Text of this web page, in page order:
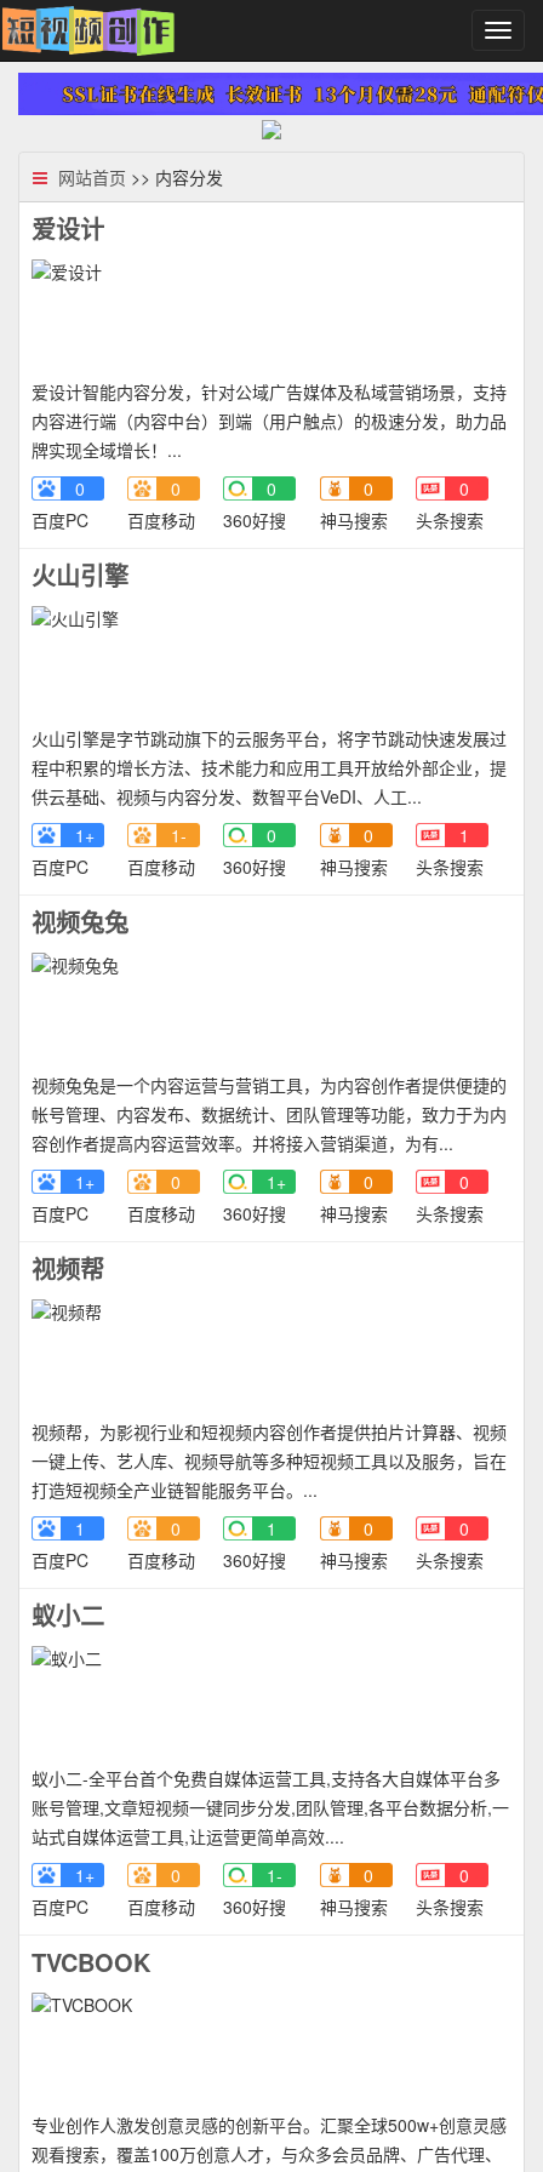
切
换
导
航
网站首页 >> 内容分发
爱设计
爱设计智能内容分发，针对公域广告媒体及私域营销场景，支持
内容进行端（内容中台）到端（用户触点）的极速分发，助力品
牌实现全域增长！...
0
百度PC
0
百度移动
0
360好搜
0
神马搜索
0
头条搜索
火山引擎
火山引擎是字节跳动旗下的云服务平台，将字节跳动快速发展过
程中积累的增长方法、技术能力和应用工具开放给外部企业，提
供云基础、视频与内容分发、数智平台VeDI、人工...
1+
百度PC
1-
百度移动
0
360好搜
0
神马搜索
1
头条搜索
视频兔兔
视频兔兔是一个内容运营与营销工具，为内容创作者提供便捷的
帐号管理、内容发布、数据统计、团队管理等功能，致力于为内
容创作者提高内容运营效率。并将接入营销渠道，为有...
1+
百度PC
0
百度移动
1+
360好搜
0
神马搜索
0
头条搜索
视频帮
视频帮，为影视行业和短视频内容创作者提供拍片计算器、视频
一键上传、艺人库、视频导航等多种短视频工具以及服务，旨在
打造短视频全产业链智能服务平台。...
1
百度PC
0
百度移动
1
360好搜
0
神马搜索
0
头条搜索
蚁小二
蚁小二-全平台首个免费自媒体运营工具,支持各大自媒体平台多
账号管理,文章短视频一键同步分发,团队管理,各平台数据分析,一
站式自媒体运营工具,让运营更简单高效....
1+
百度PC
0
百度移动
1-
360好搜
0
神马搜索
0
头条搜索
TVCBOOK
专业创作人激发创意灵感的创新平台。汇聚全球500w+创意灵感
观看搜索，覆盖100万创意人才，与众多会员品牌、广告代理、